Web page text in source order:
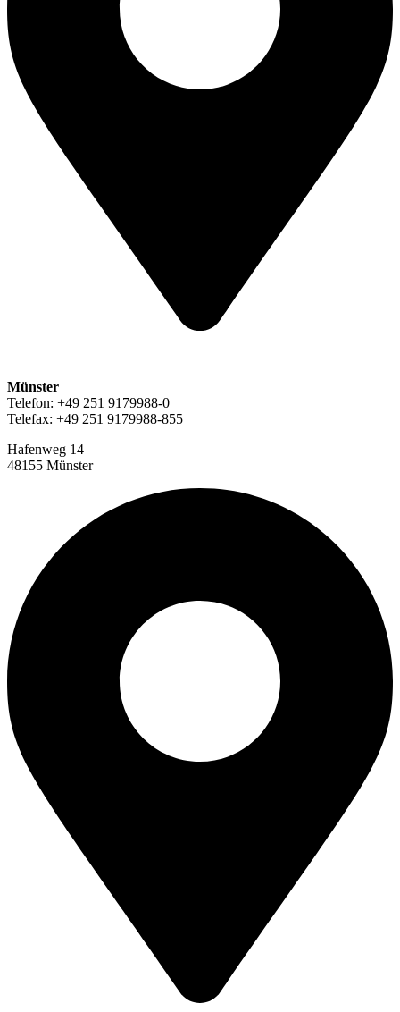
Münster
Telefon: +49 251 9179988-0
Telefax: +49 251 9179988-855
Hafenweg 14
48155 Münster